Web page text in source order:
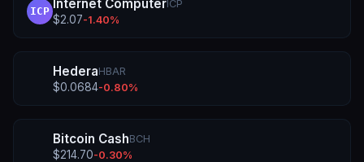
ICP Internet ComputerICP
$2.07-1.40%
HederaHBAR
$0.0684-0.80%
Bitcoin CashBCH
$214.70-0.30%